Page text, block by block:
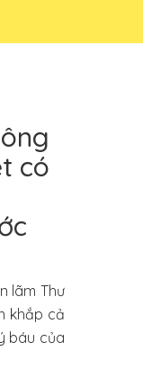
có
lãm Thư
khắp cả
báu của